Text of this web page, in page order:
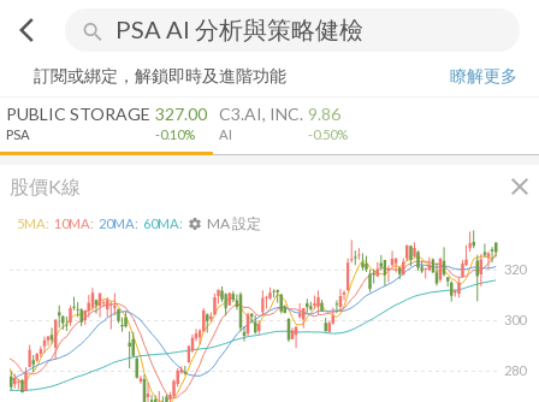
arrow_back_ios search
訂閱或綁定，解鎖即時及進階功能
瞭解更多
PUBLIC STORAGE
PSA
327.00
-0.10%
C3.AI, INC.
AI
9.86
-0.50%
股價K線 close
280
300
320
5MA: 10MA: 20MA: 60MA: settings MA 設定